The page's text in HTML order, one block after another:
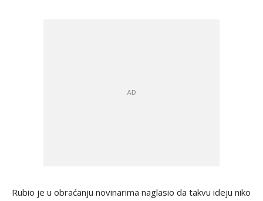
Rubio je u obraćanju novinarima naglasio da takvu ideju niko